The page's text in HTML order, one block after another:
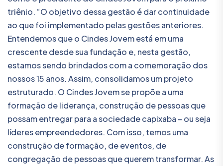
triênio. “O objetivo dessa gestão é dar continuidade
ao que foi implementado pelas gestões anteriores.
Entendemos que o Cindes Jovem está em uma
crescente desde sua fundação e, nesta gestão,
estamos sendo brindados com a comemoração dos
nossos 15 anos. Assim, consolidamos um projeto
estruturado. O Cindes Jovem se propõe a uma
formação de liderança, construção de pessoas que
possam entregar para a sociedade capixaba – ou seja
líderes empreendedores. Com isso, temos uma
construção de formação, de eventos, de
congregação de pessoas que querem transformar. As